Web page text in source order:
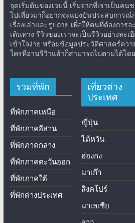
จุดเริ่มต้นของเวบนี้ เริ่มจากที่เราเป็นคน
ไปเที่ยวมาก็อยากจะแบ่งปันประสบการณ์
เรื่องเล่าและรูปถ่าย เพื่อให้คนที่ต้องการ
เดินทาง รีวิวของเราจะเป็นรีวิวอย่างละ
เข้าใจง่าย พร้อมข้อมูลประวัติศาสตร์คว
ใครที่อ่านรีวิวแล้วก็สามารถไปตามได้โด
รวมที่พัก
ที่พักภาคเหนือ
ที่พักภาคอีสาน
ที่พักภาคกลาง
ที่พักภาคตะวันออก
ที่พักภาคใต้
ที่พักต่างประเทศ
เที่ยวต่าง
ประเทศ
ญี่ปุ่น
ไต้หวัน
ฮ่องกง
มาเก๊า
สิงคโปร์
มาเลเซีย